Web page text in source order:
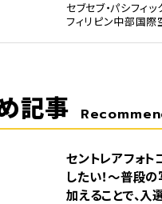
セブセブ・パシフィ
フィリピン中部国際
記事
セントレアフォ
したい！～普段
加えることで、入